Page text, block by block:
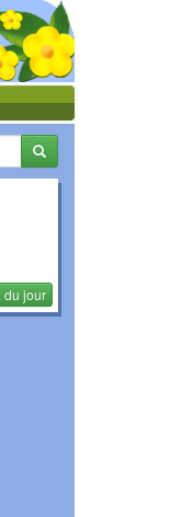
du jour